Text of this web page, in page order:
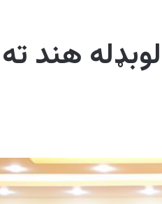
هند ته